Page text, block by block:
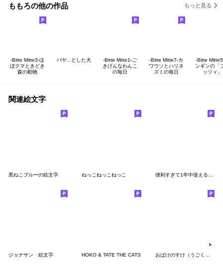
ももろの他の作品 もっと見る
-Bitte Mitte3-ほ
ぼクマときどき
森の動物
パヤ...とした犬
-Bitte Mitte1-ご
きげんなわんこ
の毎日
-Bitte Mitte7-カ
ワウソとハリネ
ズミの毎日
-Bitte
ンギンの「
ッツィ」
関連絵文字
黒ねこブルーの絵文字 ねっこねっこねっこ
ジョナサン 絵文字 HOKO & TATE THE CATS おばけのすけ（うごく絵文字）